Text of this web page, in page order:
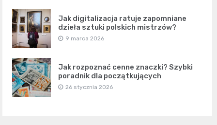
Jak digitalizacja ratuje zapomniane
dzieła sztuki polskich mistrzów?
9 marca 2026
Jak rozpoznać cenne znaczki? Szybki
poradnik dla początkujących
26 stycznia 2026